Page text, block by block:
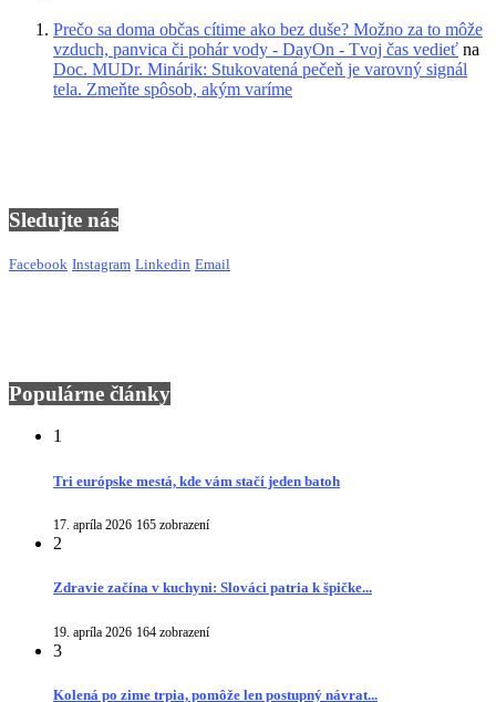
Prečo sa doma občas cítime ako bez duše? Možno za to môže
vzduch, panvica či pohár vody - DayOn - Tvoj čas vedieť na
Doc. MUDr. Minárik: Stukovatená pečeň je varovný signál
tela. Zmeňte spôsob, akým varíme
Sledujte nás
Facebook Instagram Linkedin Email
Populárne články
1
Tri európske mestá, kde vám stačí jeden batoh
17. apríla 2026 165 zobrazení
2
Zdravie začína v kuchyni: Slováci patria k špičke...
19. apríla 2026 164 zobrazení
3
Kolená po zime trpia, pomôže len postupný návrat...